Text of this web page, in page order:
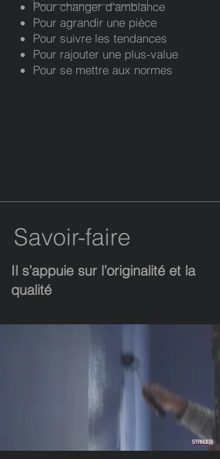
Pour changer d’ambiance
Pour agrandir une pièce
Pour suivre les tendances
Pour rajouter une plus-value
Pour se mettre aux normes
Savoir-faire
Il s’appuie sur l’originalité et la
qualité